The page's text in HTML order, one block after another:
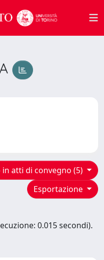
atti di convegno (5)
Esportazione
0.015 secondi).